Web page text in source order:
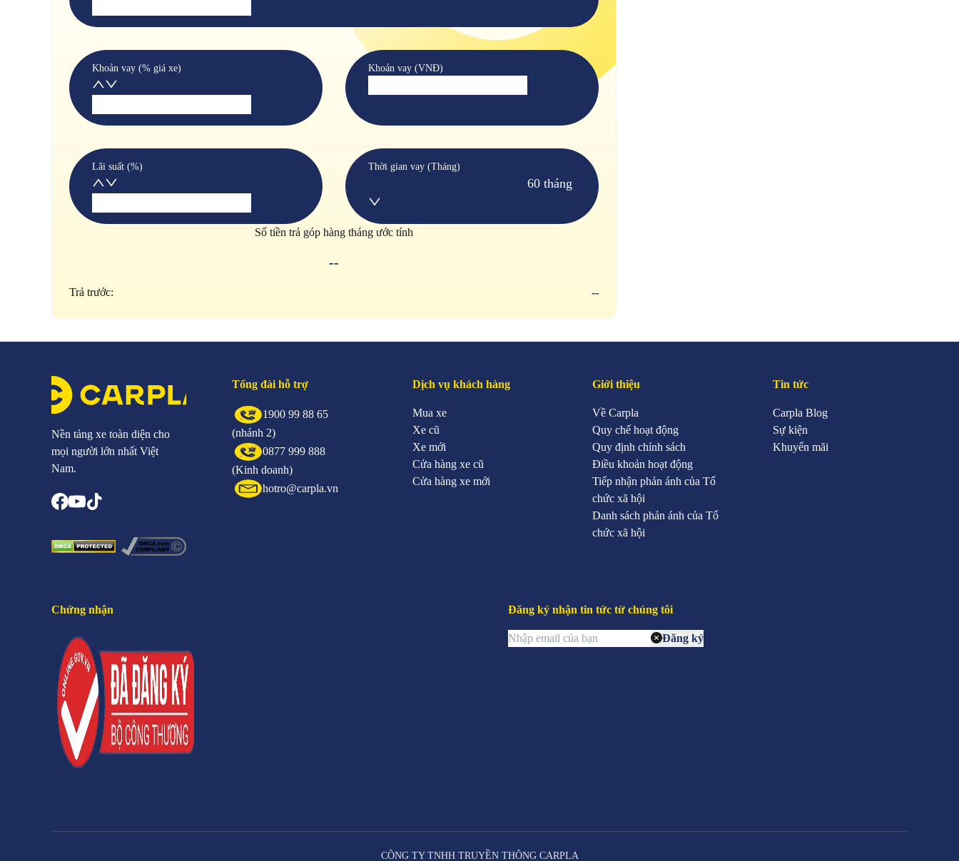
Khoản vay (% giá xe) Khoản vay (VNĐ)
Lãi suất (%) Thời gian vay (Tháng)
60 tháng
Số tiền trả góp hàng tháng ước tính
--
Trả trước: --
Nền tảng xe toàn diện cho
mọi người lớn nhất Việt
Nam.
Tổng đài hỗ trợ
1900 99 88 65
(nhánh 2)
0877 999 888
(Kinh doanh)
hotro@carpla.vn
Dịch vụ khách hàng
Mua xe
Xe cũ
Xe mới
Cửa hàng xe cũ
Cửa hàng xe mới
Giới thiệu
Về Carpla
Quy chế hoạt động
Quy định chính sách
Điều khoản hoạt động
Tiếp nhận phản ánh của Tổ
chức xã hội
Danh sách phản ánh của Tổ
chức xã hội
Tin tức
Carpla Blog
Sự kiện
Khuyến mãi
Chứng nhận Đăng ký nhận tin tức từ chúng tôi
Đăng ký
CÔNG TY TNHH TRUYỀN THÔNG CARPLA